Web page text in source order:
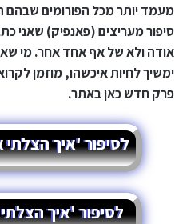
מעמד יותר מכל הפורומים
סיפור מעריצים (פאנפיק) שאני
אודה ולא של אף אחד אחר. מי
ימשיך לחיות איכשהו, מוזמן
פרק חדש כאן באתר.
לסיפור 'איך
לסיפור 'איך הצלתי